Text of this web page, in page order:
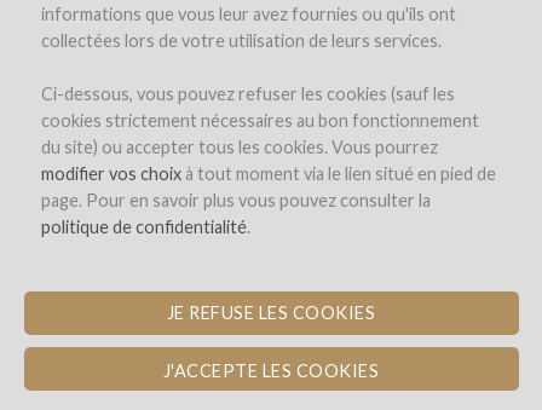
informations que vous leur avez fournies ou qu'ils ont
collectées lors de votre utilisation de leurs services.
Ci-dessous, vous pouvez refuser les cookies (sauf les
cookies strictement nécessaires au bon fonctionnement
du site) ou accepter tous les cookies. Vous pourrez
modifier vos choixà tout moment via le lien situé en pied de
page. Pour en savoir plus vous pouvez consulter la
politique de confidentialité.
JE REFUSE LES COOKIES
J'ACCEPTE LES COOKIES
Domaine de Cassagnas
REPLANTING VINES AND OLIVE
TREES IN VITIFORESTRY
new comment
48